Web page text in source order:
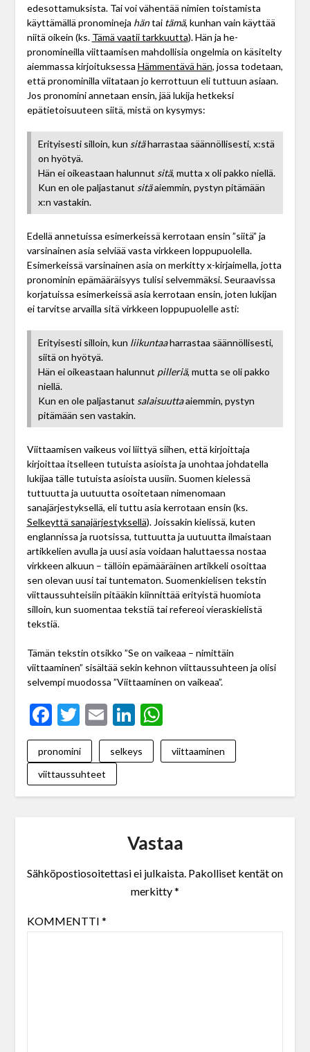
edesottamuksista. Tai voi vähentää nimien toistamista
käyttämällä pronomineja häntai tämä, kunhan vain käyttää
niitä oikein (ks. Tämä vaatii tarkkuutta). Hän ja he-
pronomineilla viittaamisen mahdollisia ongelmia on käsitelty
aiemmassa kirjoituksessa Hämmentävä hän, jossa todetaan,
että pronominilla viitataan jo kerrottuun eli tuttuun asiaan.
Jos pronomini annetaan ensin, jää lukija hetkeksi
epätietoisuuteen siitä, mistä on kysymys:
Erityisesti silloin, kun sitäharrastaa säännöllisesti, x:stä
on hyötyä.
Hän ei oikeastaan halunnut sitä, mutta x oli pakko niellä.
Kun en ole paljastanut sitäaiemmin, pystyn pitämään
x:n vastakin.
Edellä annetuissa esimerkeissä kerrotaan ensin ”siitä” ja
varsinainen asia selviää vasta virkkeen loppupuolella.
Esimerkeissä varsinainen asia on merkitty x-kirjaimella, jotta
pronominin epämääräisyys tulisi selvemmäksi. Seuraavissa
korjatuissa esimerkeissä asia kerrotaan ensin, joten lukijan
ei tarvitse arvailla sitä virkkeen loppupuolelle asti:
Erityisesti silloin, kun liikuntaaharrastaa säännöllisesti,
siitä on hyötyä.
Hän ei oikeastaan halunnut pilleriä, mutta se oli pakko
niellä.
Kun en ole paljastanut salaisuuttaaiemmin, pystyn
pitämään sen vastakin.
Viittaamisen vaikeus voi liittyä siihen, että kirjoittaja
kirjoittaa itselleen tutuista asioista ja unohtaa johdatella
lukijaa tälle tutuista asioista uusiin. Suomen kielessä
tuttuutta ja uutuutta osoitetaan nimenomaan
sanajärjestyksellä, eli tuttu asia kerrotaan ensin (ks.
Selkeyttä sanajärjestyksellä). Joissakin kielissä, kuten
englannissa ja ruotsissa, tuttuutta ja uutuutta ilmaistaan
artikkelien avulla ja uusi asia voidaan haluttaessa nostaa
virkkeen alkuun – tällöin epämääräinen artikkeli osoittaa
sen olevan uusi tai tuntematon. Suomenkielisen tekstin
viittaussuhteisiin pitääkin kiinnittää erityistä huomiota
silloin, kun suomentaa tekstiä tai refereoi vieraskielistä
tekstiä.
Tämän tekstin otsikko ”Se on vaikeaa – nimittäin
viittaaminen” sisältää sekin kehnon viittaussuhteen ja olisi
selvempi muodossa ”Viittaaminen on vaikeaa”.
Facebook
Twitter
EmailLinkedIn
WhatsApp
pronomini selkeys
viittaaminen
viittaussuhteet
Vastaa
Sähköpostiosoitettasi ei julkaista. Pakolliset kentät on
merkitty*
KOMMENTTI *